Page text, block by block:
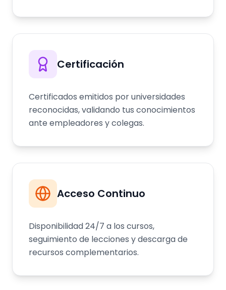
Certificación
Certificados emitidos por universidades
reconocidas, validando tus conocimientos
ante empleadores y colegas.
Acceso Continuo
Disponibilidad 24/7 a los cursos,
seguimiento de lecciones y descarga de
recursos complementarios.